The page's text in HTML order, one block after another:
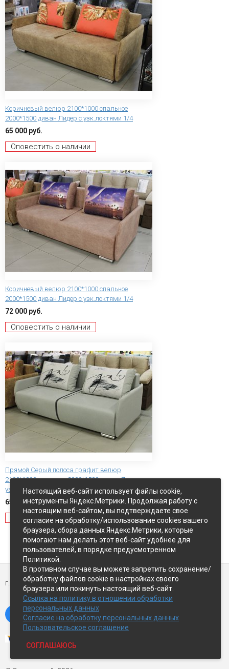
Коричневый велюр 2100*1000 спальное
2000*1500 диван Лидер с узк.локтями 1/4
65 000 руб.
Оповестить о наличии
Коричневый велюр 2100*1000 спальное
2000*1500 диван Лидер с узк.локтями 1/4
72 000 руб.
Оповестить о наличии
Прямой Серый полоса графит велюр
2100*1000 спальное 2000*1500 диван Лидер с
узк.локтями 1/4
65 000 руб.
Оповестить о наличии
Показать ещё
г. Петропавловск-Камчатский, ул Восточное-шоссе, д.5
Настоящий веб-сайт использует файлы cookie,
инструменты Яндекс.Метрики. Продолжая работу с
настоящим веб-сайтом, вы подтверждаете свое
согласие на обработку/использование cookies вашего
браузера, сбора данных Яндекс.Метрики, которые
помогают нам делать этот веб-сайт удобнее для
пользователей, в порядке предусмотренном
Политикой.
В противном случае вы можете запретить сохранение/
обработку файлов cookie в настройках своего
браузера или покинуть настоящий веб-сайт.
Ссылка на политику в отношении обработки
персональных данных
Согласие на обработку персональных данных
Пользовательское соглашение
СОГЛАШАЮСЬ